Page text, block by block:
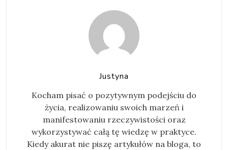
Justyna
Kocham pisać o pozytywnym podejściu do
życia, realizowaniu swoich marzeń i
manifestowaniu rzeczywistości oraz
wykorzystywać całą tę wiedzę w praktyce.
Kiedy akurat nie piszę artykułów na bloga, to